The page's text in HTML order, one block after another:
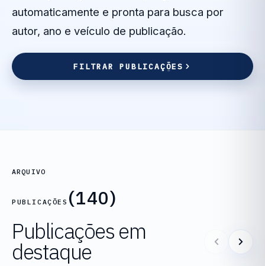
automaticamente e pronta para busca por
autor, ano e veículo de publicação.
F ILTRAR PUBLICAÇÕES
ARQUIVO
PUBLICAÇÕES (140)
Publicações em
destaque